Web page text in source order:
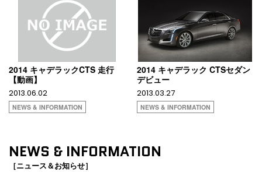
2014 キャデラックCTS 走行
【動画】
2013.06.02
NEWS & INFORMATION
2014 キャデラック CTSセダン
デビュー
2013.03.27
NEWS & INFORMATION
NEWS & INFORMATION
［ニュース＆お知らせ］